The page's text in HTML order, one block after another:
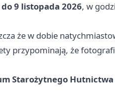
9 listopada 2026, w
że w dobie
przypominają, że
Starożytnego